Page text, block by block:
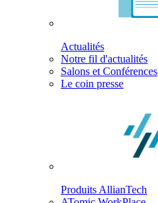
Actualités
Notre fil d'actualités
Salons et Conférences
Le coin presse
Produits AllianTech